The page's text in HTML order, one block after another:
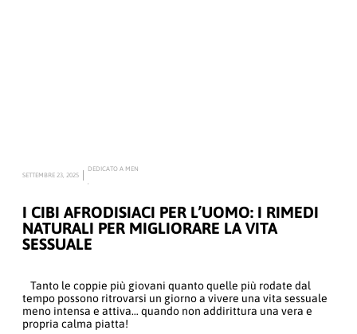
SETTEMBRE 23, 2025
DEDICATO A MEN
I CIBI AFRODISIACI PER L’UOMO: I RIMEDI
NATURALI PER MIGLIORARE LA VITA
SESSUALE
Tanto le coppie più giovani quanto quelle più rodate dal
tempo possono ritrovarsi un giorno a vivere una vita sessuale
meno intensa e attiva… quando non addirittura una vera e
propria calma piatta!